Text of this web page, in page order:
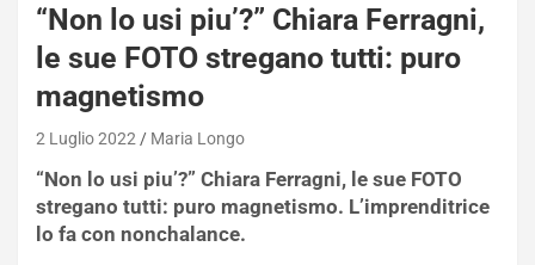
“Non lo usi piu’?” Chiara Ferragni,
le sue FOTO stregano tutti: puro
magnetismo
2 Luglio 2022 Maria Longo
“Non lo usi piu’?” Chiara Ferragni, le sue FOTO
stregano tutti: puro magnetismo. L’imprenditrice
lo fa con nonchalance.